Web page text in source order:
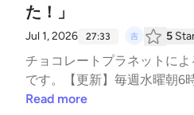
た！」
Jul 1, 2026 27:33 5
チョコレートプラネットに
です。【更新】毎週水曜朝6
Read more